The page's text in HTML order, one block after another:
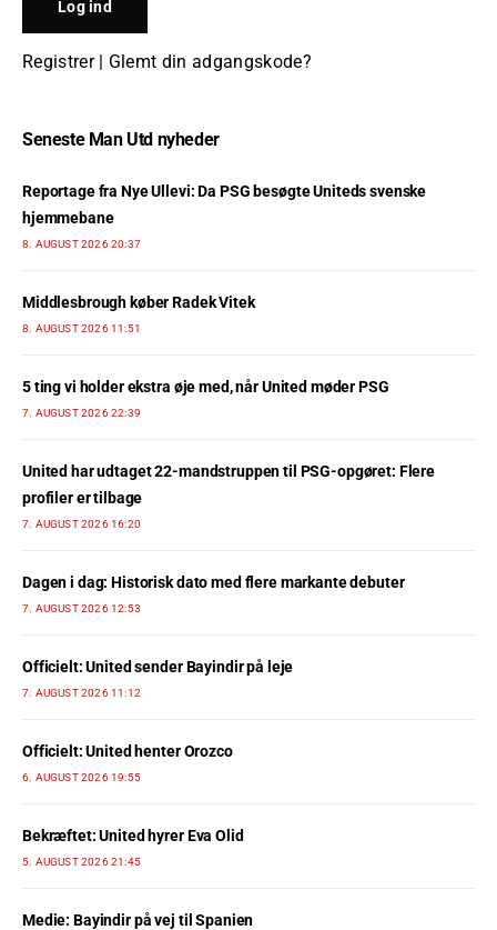
Registrer| Glemt din adgangskode?
Seneste Man Utd nyheder
Reportage fra Nye Ullevi: Da PSG besøgte Uniteds svenske
hjemmebane
8. AUGUST 2026 20:37
Middlesbrough køber Radek Vitek
8. AUGUST 2026 11:51
5 ting vi holder ekstra øje med, når United møder PSG
7. AUGUST 2026 22:39
United har udtaget 22-mandstruppen til PSG-opgøret: Flere
profiler er tilbage
7. AUGUST 2026 16:20
Dagen i dag: Historisk dato med flere markante debuter
7. AUGUST 2026 12:53
Officielt: United sender Bayindir på leje
7. AUGUST 2026 11:12
Officielt: United henter Orozco
6. AUGUST 2026 19:55
Bekræftet: United hyrer Eva Olid
5. AUGUST 2026 21:45
Medie: Bayindir på vej til Spanien